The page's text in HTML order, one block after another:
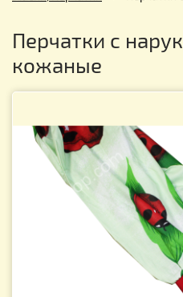
Перчатки с
кожаные